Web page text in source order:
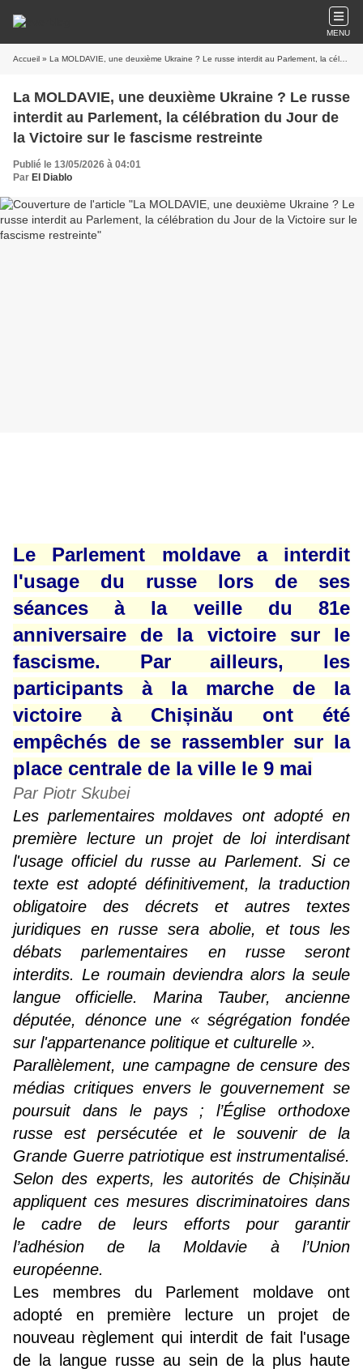
MENU
Accueil » La MOLDAVIE, une deuxième Ukraine ? Le russe interdit au Parlement, la célébration du Jour de la Victoire sur le fascisme restreinte
La MOLDAVIE, une deuxième Ukraine ? Le russe
interdit au Parlement, la célébration du Jour de
la Victoire sur le fascisme restreinte
Publié le 13/05/2026 à 04:01
Par El Diablo
Le Parlement moldave a interdit
l'usage du russe lors de ses
séances à la veille du 81e
anniversaire de la victoire sur le
fascisme. Par ailleurs, les
participants à la marche de la
victoire à Chișinău ont été
empêchés de se rassembler sur la
place centrale de la ville le 9 mai
Par Piotr Skubei
Les parlementaires moldaves ont adopté en
première lecture un projet de loi interdisant
l'usage officiel du russe au Parlement. Si ce
texte est adopté définitivement, la traduction
obligatoire des décrets et autres textes
juridiques en russe sera abolie, et tous les
débats parlementaires en russe seront
interdits. Le roumain deviendra alors la seule
langue officielle. Marina Tauber, ancienne
députée, dénonce une « ségrégation fondée
sur l'appartenance politique et culturelle ».
Parallèlement, une campagne de censure des
médias critiques envers le gouvernement se
poursuit dans le pays ; l’Église orthodoxe
russe est persécutée et le souvenir de la
Grande Guerre patriotique est instrumentalisé.
Selon des experts, les autorités de Chișinău
appliquent ces mesures discriminatoires dans
le cadre de leurs efforts pour garantir
l’adhésion de la Moldavie à l’Union
européenne.
Les membres du Parlement moldave ont
adopté en première lecture un projet de
nouveau règlement qui interdit de fait l'usage
de la langue russe au sein de la plus haute